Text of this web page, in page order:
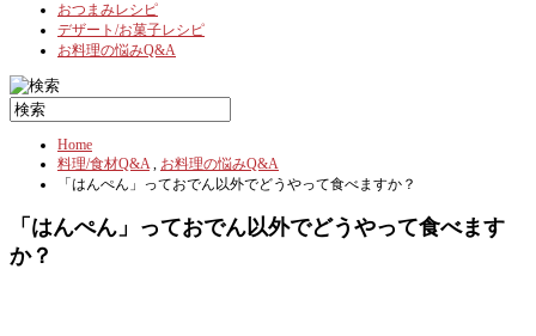
おつまみレシピ
デザート/お菓子レシピ
お料理の悩みQ&A
Home
料理/食材Q&A, お料理の悩みQ&A
「はんぺん」っておでん以外でどうやって食べますか？
「はんぺん」っておでん以外でどうやって食べます
か？